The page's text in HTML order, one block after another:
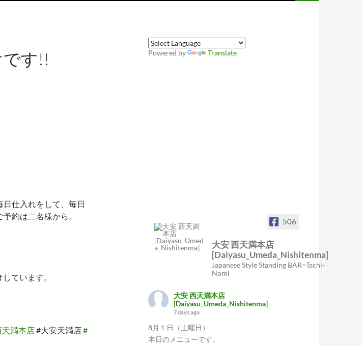
す!!
日仕入れをして、毎日
約は二名様から。
ています。
満本店#大安天満店#
Powered by Translate
506
大安 西天満本店
[Daiyasu_Umeda_Nishitenma]
Japanese Style Standing BAR=Tachi-
Nomi
大安 西天満本店
[Daiyasu_Umeda_Nishitenma]
7 days ago
8月１日（土曜日）
本日のメニューです。